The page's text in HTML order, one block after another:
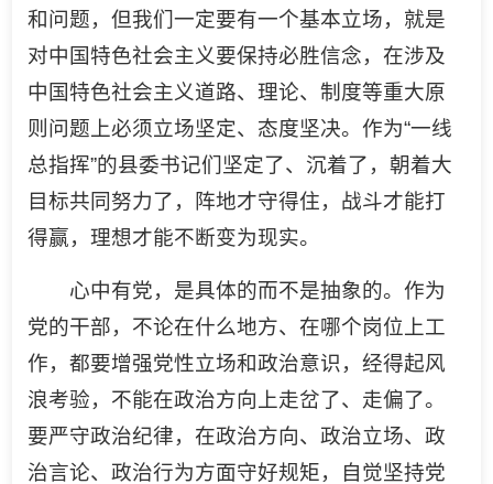
和问题，但我们一定要有一个基本立场，就是
对中国特色社会主义要保持必胜信念，在涉及
中国特色社会主义道路、理论、制度等重大原
则问题上必须立场坚定、态度坚决。作为“一线
总指挥”的县委书记们坚定了、沉着了，朝着大
目标共同努力了，阵地才守得住，战斗才能打
得赢，理想才能不断变为现实。
心中有党，是具体的而不是抽象的。作为
党的干部，不论在什么地方、在哪个岗位上工
作，都要增强党性立场和政治意识，经得起风
浪考验，不能在政治方向上走岔了、走偏了。
要严守政治纪律，在政治方向、政治立场、政
治言论、政治行为方面守好规矩，自觉坚持党